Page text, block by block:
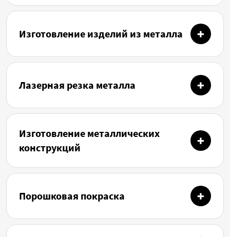
Изготовление изделий из металла
Лазерная резка металла
Изготовление металлических
конструкций
Порошковая покраска